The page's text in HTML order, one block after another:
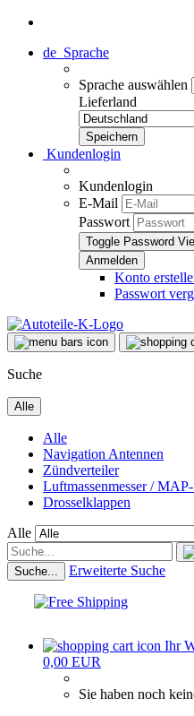
de Sprache
Sprache auswählen
Lieferland
Kundenlogin
Kundenlogin
E-Mail
Passwort
Toggle Password
Konto
Passwort
Suche
Alle
Alle
Navigation Antennen
Zündverteiler
Luftmassenmesser /
Drosselklappen
Alle
Suche... Erweiterte Suche
Ihr
0,00 EUR
Sie haben noch